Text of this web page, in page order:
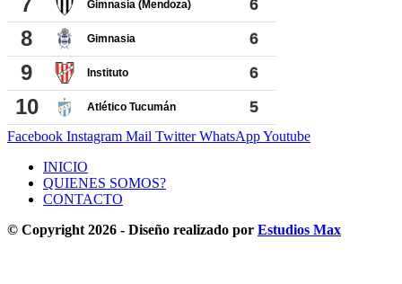
Facebook Instagram Mail Twitter WhatsAppYoutube
INICIO
QUIENES SOMOS?
CONTACTO
© Copyright 2026 - Diseño realizado por Estudios Max